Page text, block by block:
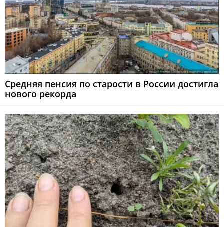
Средняя пенсия по старости в России достигла
нового рекорда